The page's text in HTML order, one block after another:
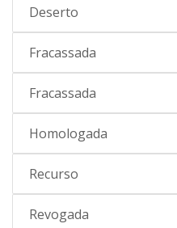
Deserto
Fracassada
Fracassada
Homologada
Recurso
Revogada